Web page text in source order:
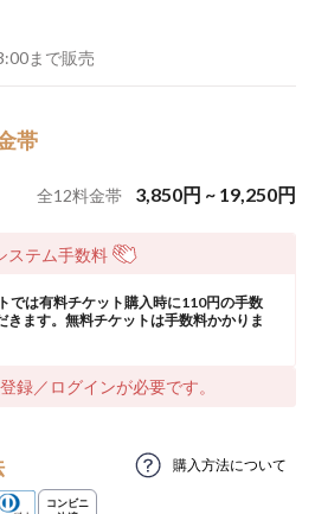
まで販売
帯
全12料金帯 3,850円 ~ 19,250円
ステム手数料
では有料チケット購入時に110円の手数
きます。無料チケットは手数料かかりま
録／ログインが必要です。
購入方法について